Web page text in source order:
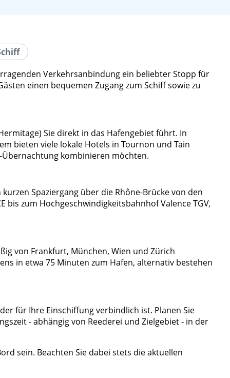
Verkehrsanbindung ein beliebter Stopp für
einen bequemen Zugang zum Schiff sowie zu
Sie direkt in das Hafengebiet führt. In
bieten viele lokale Hotels in Tournon und Tain
kombinieren möchten.
Spaziergang über die Rhône-Brücke von den
zum Hochgeschwindigkeitsbahnhof Valence TGV,
von Frankfurt, München, Wien und Zürich
in etwa 75 Minuten zum Hafen, alternativ bestehen
für Ihre Einschiffung verbindlich ist. Planen Sie
- abhängig von Reederei und Zielgebiet - in der
sein. Beachten Sie dabei stets die aktuellen